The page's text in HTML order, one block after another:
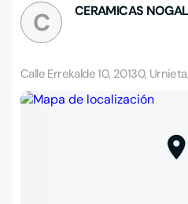
C CERAMICAS
Calle Errekalde 10, 20130,